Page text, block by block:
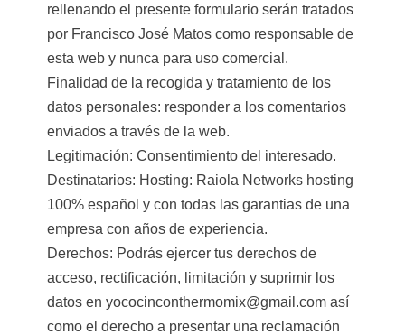
rellenando el presente formulario serán tratados
por Francisco José Matos como responsable de
esta web y nunca para uso comercial.
Finalidad de la recogida y tratamiento de los
datos personales: responder a los comentarios
enviados a través de la web.
Legitimación: Consentimiento del interesado.
Destinatarios: Hosting: Raiola Networks hosting
100% español y con todas las garantias de una
empresa con años de experiencia.
Derechos: Podrás ejercer tus derechos de
acceso, rectificación, limitación y suprimir los
datos en yococinconthermomix@gmail.com así
como el derecho a presentar una reclamación